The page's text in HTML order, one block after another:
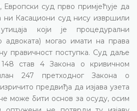
суд прво примјећује да
ни Касациони суд нису извршили
који је процедурални
адвоката) могао имати на права
правичност поступка. Суд даље
148 став 4 Закона о кривичном
247 претходног Закона о
предвиђа да изјава узета
може бити основ за осуду, осим